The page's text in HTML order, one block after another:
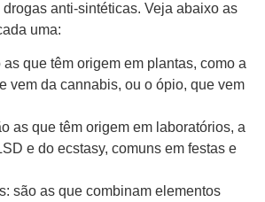
anti-sintéticas. Veja abaixo as
uma:
as que têm origem em plantas, como a
vem da cannabis, ou o ópio, que vem
as que têm origem em laboratórios, a
e do ecstasy, comuns em festas e
são as que combinam elementos